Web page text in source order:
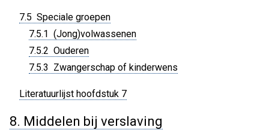
7.5 Speciale groepen
7.5.1 (Jong)volwassenen
7.5.2 Ouderen
7.5.3 Zwangerschap of kinderwens
Literatuurlijst hoofdstuk 7
8. Middelen bij verslaving